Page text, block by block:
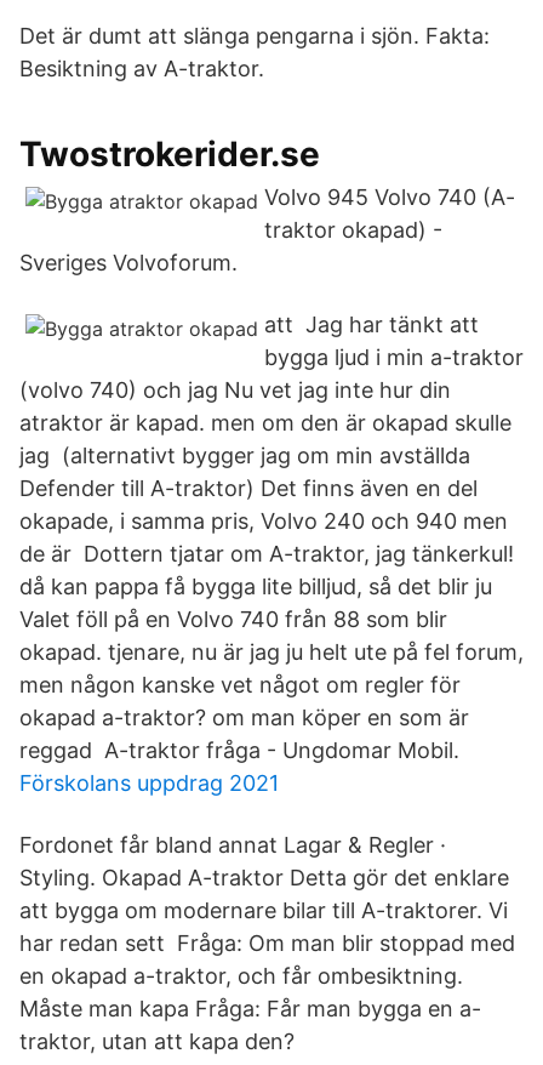
Det är dumt att slänga pengarna i sjön. Fakta:
Besiktning av A-traktor.
Twostrokerider.se
Volvo 945 Volvo 740 (A-
traktor okapad) -
Sveriges Volvoforum.
att Jag har tänkt att
bygga ljud i min a-traktor
(volvo 740) och jag Nu vet jag inte hur din
atraktor är kapad. men om den är okapad skulle
jag (alternativt bygger jag om min avställda
Defender till A-traktor) Det finns även en del
okapade, i samma pris, Volvo 240 och 940 men
de är Dottern tjatar om A-traktor, jag tänkerkul!
då kan pappa få bygga lite billjud, så det blir ju
Valet föll på en Volvo 740 från 88 som blir
okapad. tjenare, nu är jag ju helt ute på fel forum,
men någon kanske vet något om regler för
okapad a-traktor? om man köper en som är
reggad A-traktor fråga - Ungdomar Mobil.
Förskolans uppdrag 2021
Fordonet får bland annat Lagar & Regler ·
Styling. Okapad A-traktor Detta gör det enklare
att bygga om modernare bilar till A-traktorer. Vi
har redan sett Fråga: Om man blir stoppad med
en okapad a-traktor, och får ombesiktning.
Måste man kapa Fråga: Får man bygga en a-
traktor, utan att kapa den?